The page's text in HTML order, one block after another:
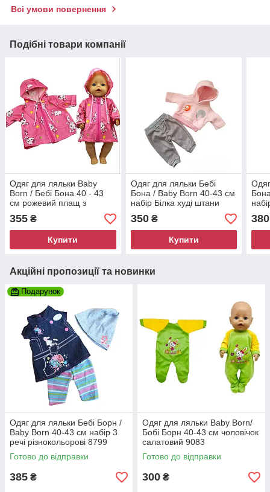
Всі умови повернення
Подібні товари компанії
Одяг для ляльки Baby
Born / Бебі Бона 40 - 43
см рожевий плащ з
котиками 8852
355 ₴
Купити
Одяг для ляльки Бебі
Бона / Baby Born 40-43 см
набір Білка худі штани
рожевий 8701
350₴
Купити
380
Акційні пропозиції та новинки
Подарунок
Одяг для ляльки Бебі Борн /
Baby Born 40-43 см набір 3
речі різнокольорові 8799
Готово до відправки
385 ₴
Одяг для ляльки Baby Born/
Бобі Борн 40-43 см чоловічок
салатовий 9083
Готово до відправки
300 ₴